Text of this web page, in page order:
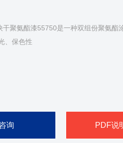
干聚氨酯漆55750是一种双组份聚氨酯
、保色性
询 PDF说